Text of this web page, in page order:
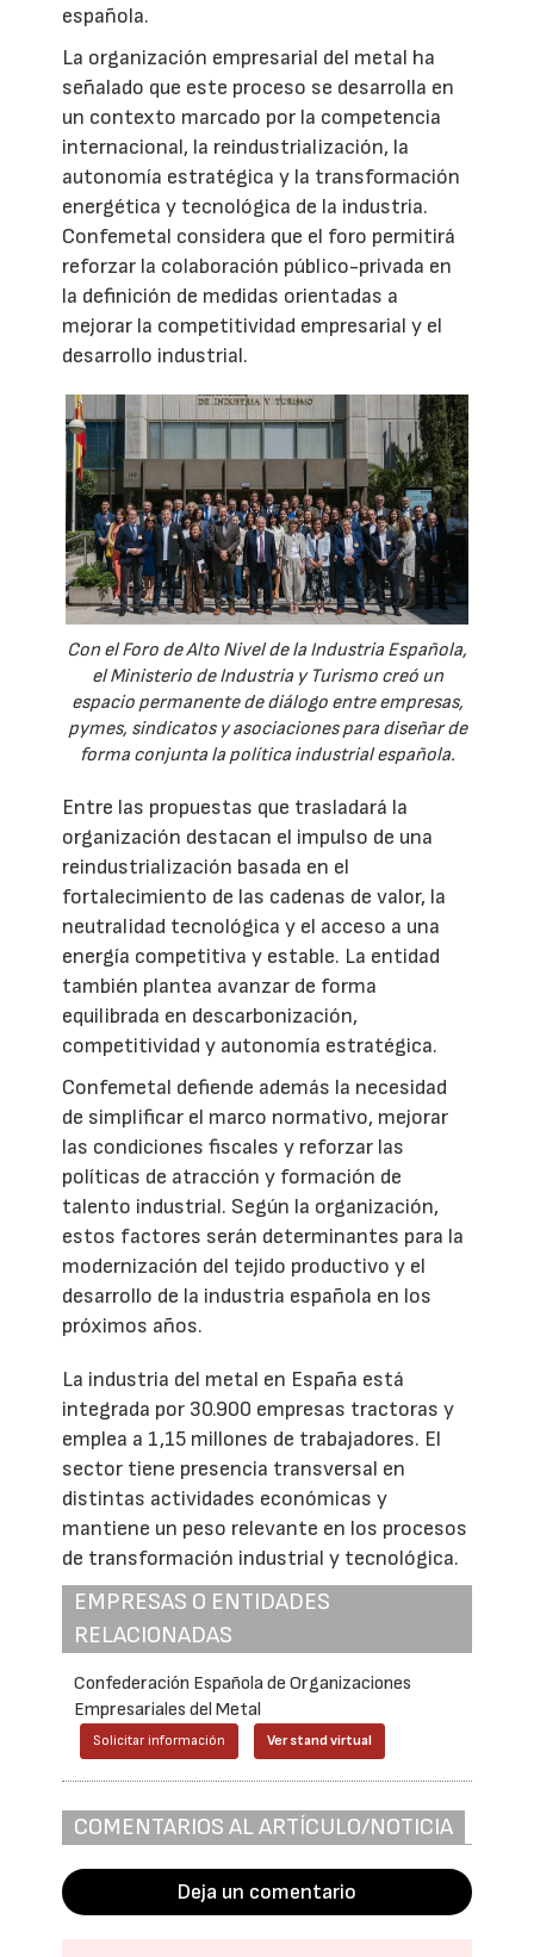
española.
La organización empresarial del metal ha
señalado que este proceso se desarrolla en
un contexto marcado por la competencia
internacional, la reindustrialización, la
autonomía estratégica y la transformación
energética y tecnológica de la industria.
Confemetal considera que el foro permitirá
reforzar la colaboración público-privada en
la definición de medidas orientadas a
mejorar la competitividad empresarial y el
desarrollo industrial.
Con el Foro de Alto Nivel de la Industria Española,
el Ministerio de Industria y Turismo creó un
espacio permanente de diálogo entre empresas,
pymes, sindicatos y asociaciones para diseñar de
forma conjunta la política industrial española.
Entre las propuestas que trasladará la
organización destacan el impulso de una
reindustrialización basada en el
fortalecimiento de las cadenas de valor, la
neutralidad tecnológica y el acceso a una
energía competitiva y estable. La entidad
también plantea avanzar de forma
equilibrada en descarbonización,
competitividad y autonomía estratégica.
Confemetal defiende además la necesidad
de simplificar el marco normativo, mejorar
las condiciones fiscales y reforzar las
políticas de atracción y formación de
talento industrial. Según la organización,
estos factores serán determinantes para la
modernización del tejido productivo y el
desarrollo de la industria española en los
próximos años.
La industria del metal en España está
integrada por 30.900 empresas tractoras y
emplea a 1,15 millones de trabajadores. El
sector tiene presencia transversal en
distintas actividades económicas y
mantiene un peso relevante en los procesos
de transformación industrial y tecnológica.
EMPRESAS O ENTIDADES
RELACIONADAS
Confederación Española de Organizaciones
Empresariales del Metal
Solicitar información Ver stand virtual
COMENTARIOS AL ARTÍCULO/NOTICIA
Deja un comentario